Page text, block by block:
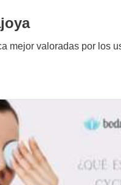
mejor valoradas por los